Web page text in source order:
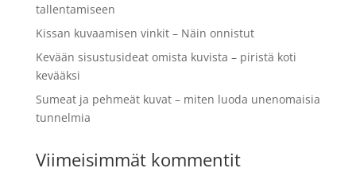
tallentamiseen
Kissan kuvaamisen vinkit – Näin onnistut
Kevään sisustusideat omista kuvista – piristä koti
kevääksi
Sumeat ja pehmeät kuvat – miten luoda unenomaisia
tunnelmia
Viimeisimmät kommentit